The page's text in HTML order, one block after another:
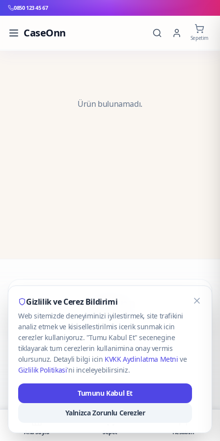
0850 123 45 67
CaseOnn Sepetim
Ürün bulunamadı.
CaseOnn
© 2025 CaseOnn. Tüm hakları saklıdır.
VISA Mastercard
Gizlilik ve Cerez Bildirimi
Web sitemizde deneyiminizi iyilestirmek, site trafikini
analiz etmek ve kisisellestirilmis icerik sunmak icin
cerezler kullaniyoruz. "Tumu Kabul Et" secenegine
tiklayarak tum cerezlerin kullanimina onay vermis
olursunuz. Detayli bilgi icin KVKK Aydinlatma Metni ve
Gizlilik Politikasi'ni inceleyebilirsiniz.
Tumunu Kabul Et
Yalnizca Zorunlu Cerezler
Ana Sayfa Sepet Hesabım